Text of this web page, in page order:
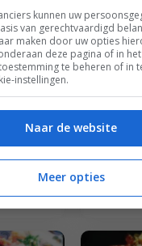
kunnen uw
van gerechtvaardigd
maken door uw opties
deze pagina of in
te beheren of in
instellingen.
Naar de website
Meer opties